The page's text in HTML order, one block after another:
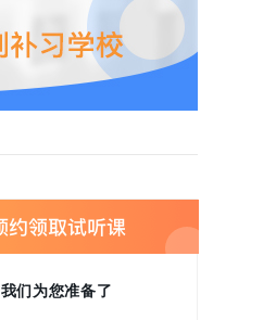
我们为您准备了